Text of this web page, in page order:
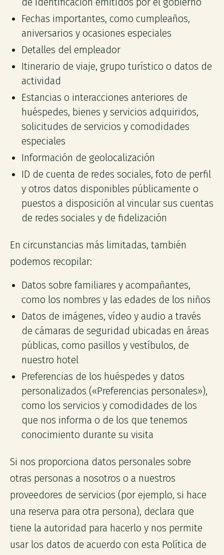
Fechas importantes, como cumpleaños,
aniversarios y ocasiones especiales
Detalles del empleador
Itinerario de viaje, grupo turístico o datos de
actividad
Estancias o interacciones anteriores de
huéspedes, bienes y servicios adquiridos,
solicitudes de servicios y comodidades
especiales
Información de geolocalización
ID de cuenta de redes sociales, foto de perfil
y otros datos disponibles públicamente o
puestos a disposición al vincular sus cuentas
de redes sociales y de fidelización
En circunstancias más limitadas, también
podemos recopilar:
Datos sobre familiares y acompañantes,
como los nombres y las edades de los niños
Datos de imágenes, vídeo y audio a través
de cámaras de seguridad ubicadas en áreas
públicas, como pasillos y vestíbulos, de
nuestro hotel
Preferencias de los huéspedes y datos
personalizados («Preferencias personales»),
como los servicios y comodidades de los
que nos informa o de los que tenemos
conocimiento durante su visita
Si nos proporciona datos personales sobre
otras personas a nosotros o a nuestros
proveedores de servicios (por ejemplo, si hace
una reserva para otra persona), declara que
tiene la autoridad para hacerlo y nos permite
usar los datos de acuerdo con esta Política de